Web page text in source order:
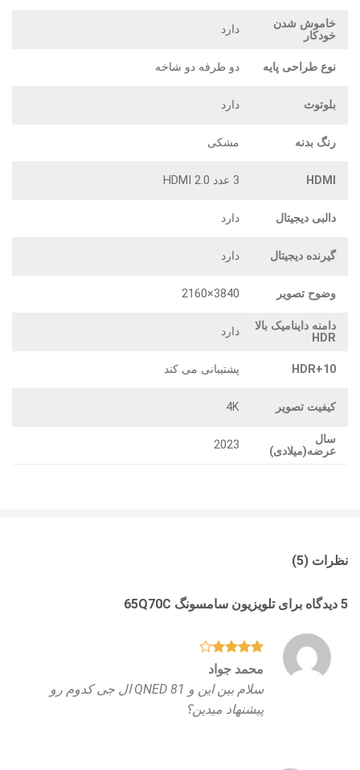
خاموش شدن
خودکار
دارد
نوع طراحی پایه دو طرفه دو شاخه
بلوتوث دارد
رنگ بدنه مشکی
HDMI 3 عدد HDMI 2.0
دالبی دیجیتال دارد
گیرنده دیجیتال دارد
وضوح تصویر 3840×2160
دامنه داینامیک بالا
HDR
دارد
HDR+10 پشتیبانی می کند
کیفیت تصویر 4K
سال
عرضه(میلادی)
2023
نظرات (5)
5 دیدگاه برای تلویزیون سامسونگ 65Q70C
نمره 4
از 5
محمد جواد
سلام بین این و QNED 81 ال جی کدوم رو
پیشنهاد میدین؟